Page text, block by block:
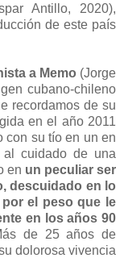
Antillo, 2020),
de este país
a Memo (Jorge
cubano-chileno
recordamos de su
en el año 2011
con su tío en un en
cuidado de una
en un peculiar ser
descuidado en lo
el peso que le
en los años 90
de 25 años de
dolorosa vivencia